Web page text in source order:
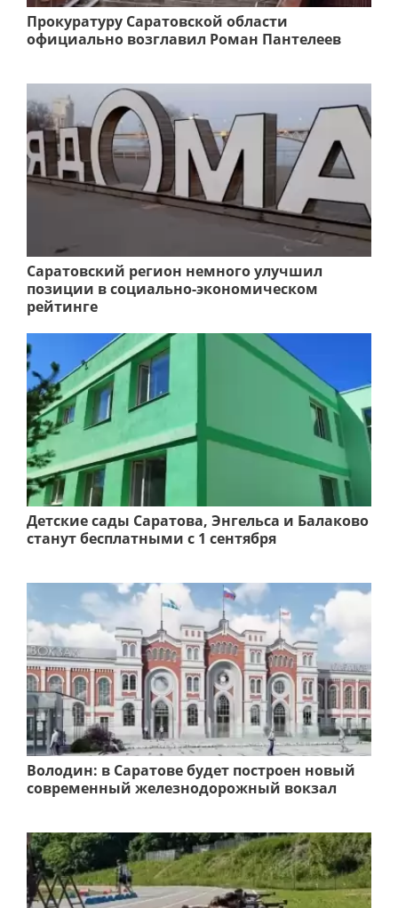
Прокуратуру Саратовской области
официально возглавил Роман Пантелеев
Саратовский регион немного улучшил
позиции в социально-экономическом
рейтинге
Детские сады Саратова, Энгельса и Балаково
станут бесплатными с 1 сентября
Володин: в Саратове будет построен новый
современный железнодорожный вокзал